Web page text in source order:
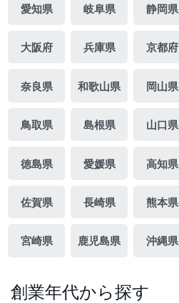
愛知県 岐阜県 静岡県
大阪府 兵庫県 京都府
奈良県 和歌山県 岡山県
鳥取県 島根県 山口県
徳島県 愛媛県 高知県
佐賀県 長崎県 熊本県
宮崎県 鹿児島県 沖縄県
創業年代から探す